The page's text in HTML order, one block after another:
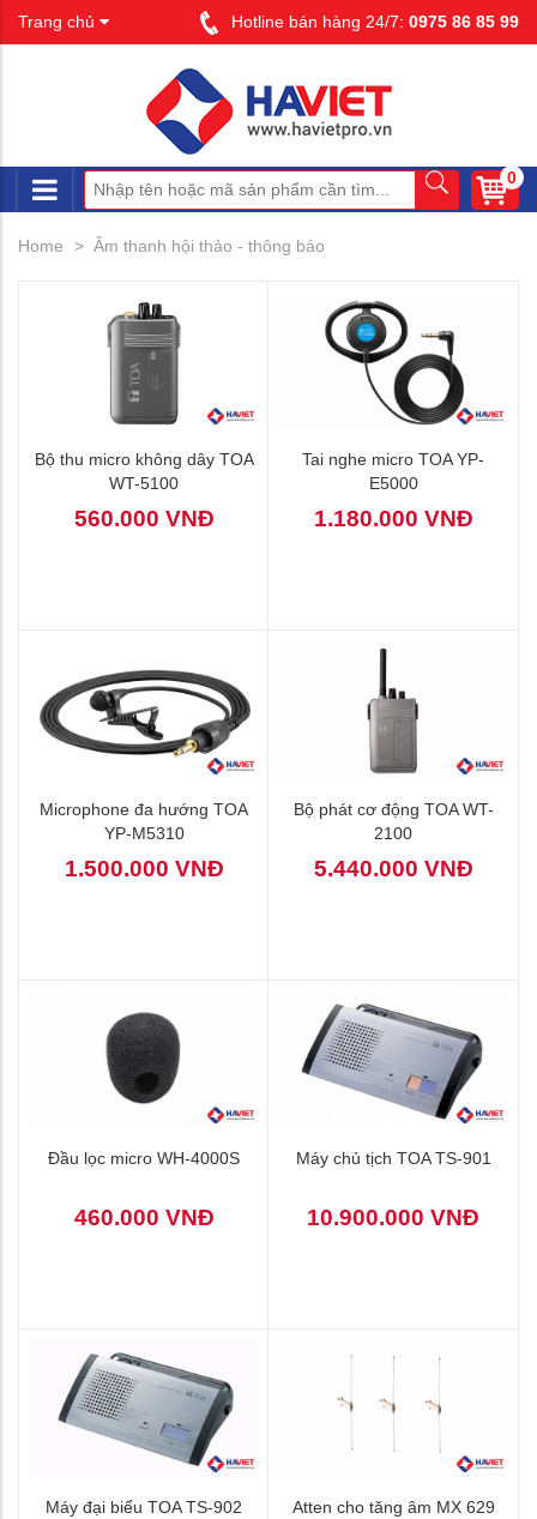
Trang chủ Hotline bán hàng 24/7: 0975 86 85 99
0
Home Âm thanh hội thảo - thông báo
Bộ thu micro không dây TOA
WT-5100
560.000 VNĐ
Tai nghe micro TOA YP-
E5000
1.180.000 VNĐ
Microphone đa hướng TOA
YP-M5310
1.500.000 VNĐ
Bộ phát cơ động TOA WT-
2100
5.440.000 VNĐ
Đầu lọc micro WH-4000S
460.000 VNĐ
Máy chủ tịch TOA TS-901
10.900.000 VNĐ
Máy đại biểu TOA TS-902
Atten cho tăng âm MX 629